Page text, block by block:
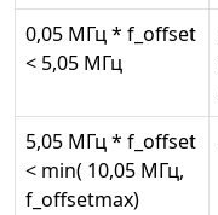
0,05 МГц * f_offset
< 5,05 МГц
5,05 МГц * f_offset
< min( 10,05 МГц,
f_offsetmax)